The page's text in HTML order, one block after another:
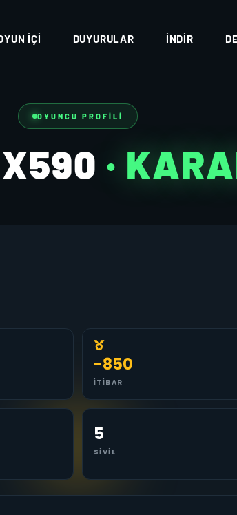
İÇI DUYURULAR İNDIR
OYUNCU PROFILI
·
-850
İTIBAR
5
SIVIL